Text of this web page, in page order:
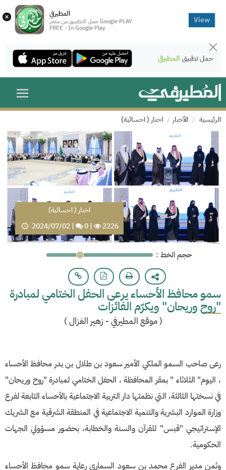
× المطيرفي
حمل التطبيق من متجر Google PLAY
FREE - In Google Play
View
حمل تطبيق المطيرفي
الرئيسية الأخبار اخبار ( احسائية)
اخبار ( احسائية)
2024/07/02| 0| 2226
: حجم الخط
سمو محافظ الأحساء يرعى الحفل الختامي لمبادرة
"روح وريحان" ويكرّم الفائزات
(موقع المطيرفي - زهير الغزال)
رعى صاحب السمو الملكي الأمير سعود بن طلال بن بدر محافظ الأحساء
، اليوم" الثلاثاء " بمقر المحافظة ، الحفل الختامي لمبادرة "روح وريحان"
في نسختها الثالثة، التي نظمتها دار التربية الاجتماعية بالأحساء التابعة لفرع
وزارة الموارد البشرية والتنمية الاجتماعية في المنطقة الشرقية مع الشريك
الإستراتيجي "قبس" للقرآن والسنة والخطابة، بحضور مسؤولي الجهات
الحكومية.
وثمن مدير الفرع محمد بن سعود السماري رعاية سمو محافظ الأحساء